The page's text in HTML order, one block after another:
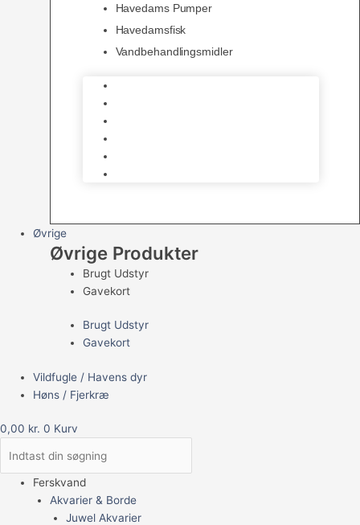
Havedams Pumper
Havedamsfisk
Vandbehandlingsmidler
Øvrige
Øvrige Produkter
Brugt Udstyr
Gavekort
Brugt Udstyr
Gavekort
Vildfugle / Havens dyr
Høns / Fjerkræ
0,00 kr. 0 Kurv
Ferskvand
Akvarier & Borde
Juwel Akvarier